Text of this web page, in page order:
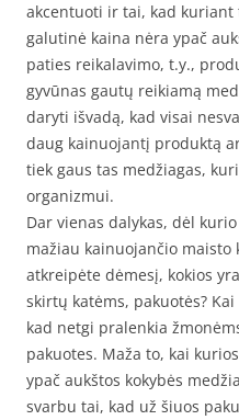
akcentuoti ir tai, kad kuriant
galutinė kaina nėra ypač
paties reikalavimo, t.y.,
gyvūnas gautų reikiamą
daryti išvadą, kad visai
daug kainuojantį produktą
tiek gaus tas medžiagas,
organizmui.
Dar vienas dalykas, dėl
mažiau kainuojančio maisto
atkreipėte dėmesį, kokios
skirtų katėms, pakuotės?
kad netgi pralenkia
pakuotes. Maža to, kai
ypač aukštos kokybės
svarbu tai, kad už šiuos